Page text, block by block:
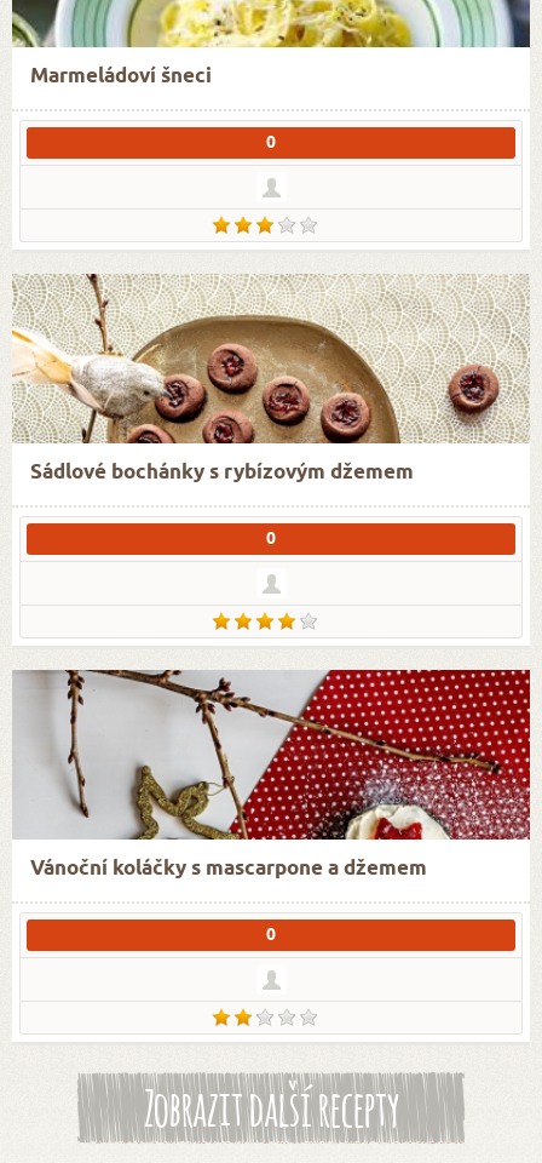
Marmeládoví šneci
0
Sádlové bochánky s rybízovým džemem
0
Vánoční koláčky s mascarpone a džemem
0
Zobrazit další recepty